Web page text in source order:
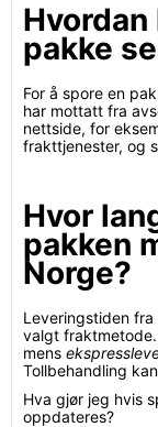
pakke
For å spore en
har mottatt fra
nettside, for
frakttjenester, og
Hvor
pakken
Norge?
Leveringstiden
valgt fraktmetode.
mens
Tollbehandling
Hva gjør jeg hvis
oppdateres?